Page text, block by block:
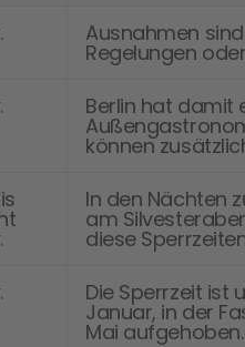
Ausnahmen
Regelungen
Berlin hat damit
können
In den Nächten
am
diese
Die Sperrzeit ist
Januar, in der
Mai aufgehoben.